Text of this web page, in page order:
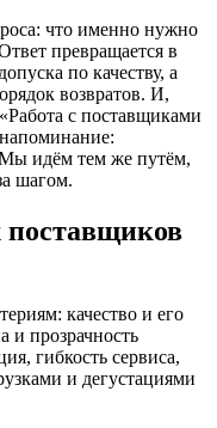
что именно нужно
превращается в
по качеству, а
возвратов. И,
с поставщиками
идём тем же путём,
шагом.
качество и его
и прозрачность
гибкость сервиса,
и дегустациями